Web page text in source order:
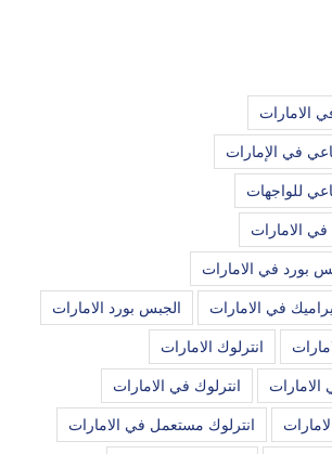
الامارات
في الإمارات
للواجهات
في الامارات
بورد في الامارات
في الامارات الجبس بورد الامارات
انترلوك الامارات
انترلوك في الامارات
انترلوك مستعمل في الامارات